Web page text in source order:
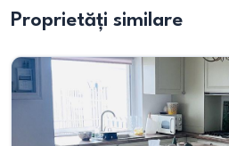
Proprietăți similare